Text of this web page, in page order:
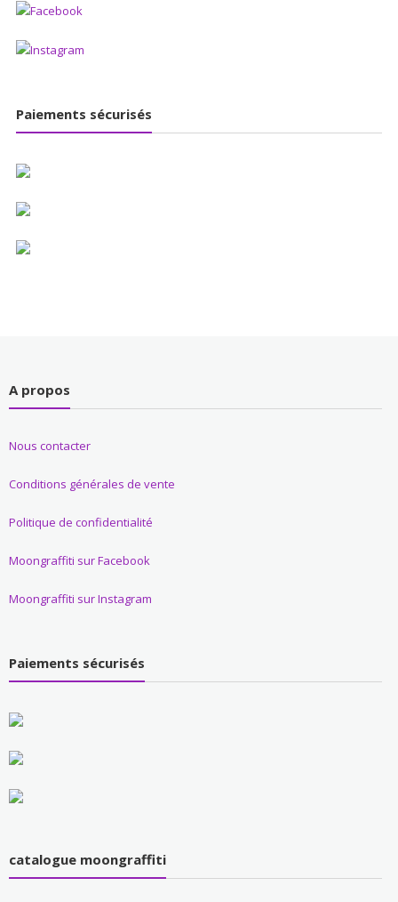
Paiements sécurisés
A propos
Nous contacter
Conditions générales de vente
Politique de confidentialité
Moongraffiti sur Facebook
Moongraffiti sur Instagram
Paiements sécurisés
catalogue moongraffiti